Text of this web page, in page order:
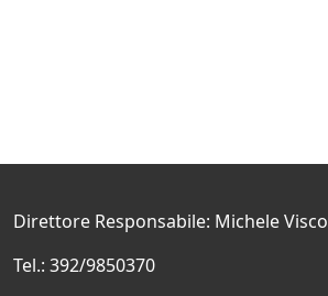
Direttore Responsabile: Michele Visco
Tel.: 392/9850370